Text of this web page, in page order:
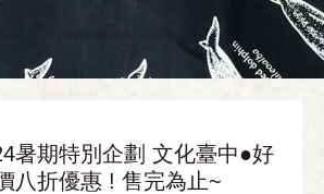
暑期特別企劃 文化臺中●好
八折優惠 ! 售完為止~